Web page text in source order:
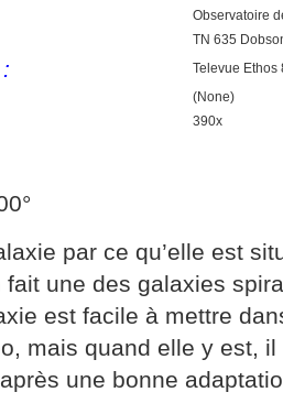
Observatoire
TN 635
Televue Ethos
(None)
390x
par ce qu’elle est
fait une des galaxies
est facile à mettre
mais quand elle y est,
une bonne